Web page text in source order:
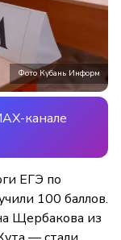
Фото Кубань Информ
канале
ЕГЭ по
100 баллов.
Щербакова из